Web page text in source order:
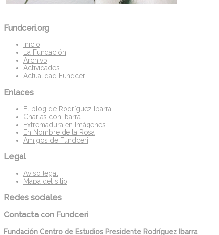
Fundceri.org
Inicio
La Fundación
Archivo
Actividades
Actualidad Fundceri
Enlaces
El blog de Rodríguez Ibarra
Charlas con Ibarra
Extremadura en Imágenes
En Nombre de la Rosa
Amigos de Fundceri
Legal
Aviso legal
Mapa del sitio
Redes sociales
Contacta con Fundceri
Fundación Centro de Estudios Presidente Rodríguez Ibarra